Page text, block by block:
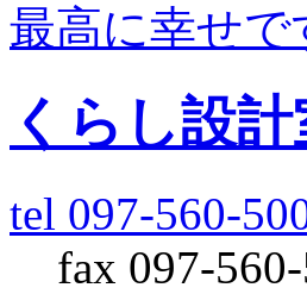
最高に幸せで
くらし設
tel 097-560-
fax 097-